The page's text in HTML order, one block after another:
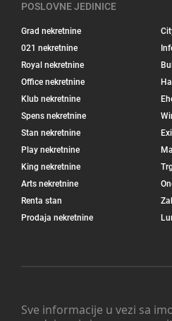
Sve informacije u vezi sa
POSLOVNE JEDINICE
Grad nekretnine
021 nekretnine
Royal nekretnine
Office nekretnine
Klub nekretnine
Spens nekretnine
Stan nekretnine
Play nekretnine
King nekretnine
Arts nekretnine
Renta stan
Prodaja nekretnine